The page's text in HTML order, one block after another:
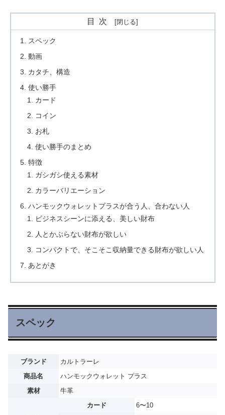
目次
スペック
動画
カタチ、構造
使い勝手
カード
コイン
お札
使い勝手のまとめ
特徴
ガシガシ使える素材
カラーバリエーション
ハンモックウォレットプラスが合う人、合わない人
ビジネスシーンに添える、美しい財布
人とかぶらない財布が欲しい
コンパクトで、そこそこ収納量できる財布が欲しい人
あとがき
スペック
ブランド
カルトラーレ
商品名
ハンモックウォレット プラス
素材
牛革
カード
6〜10